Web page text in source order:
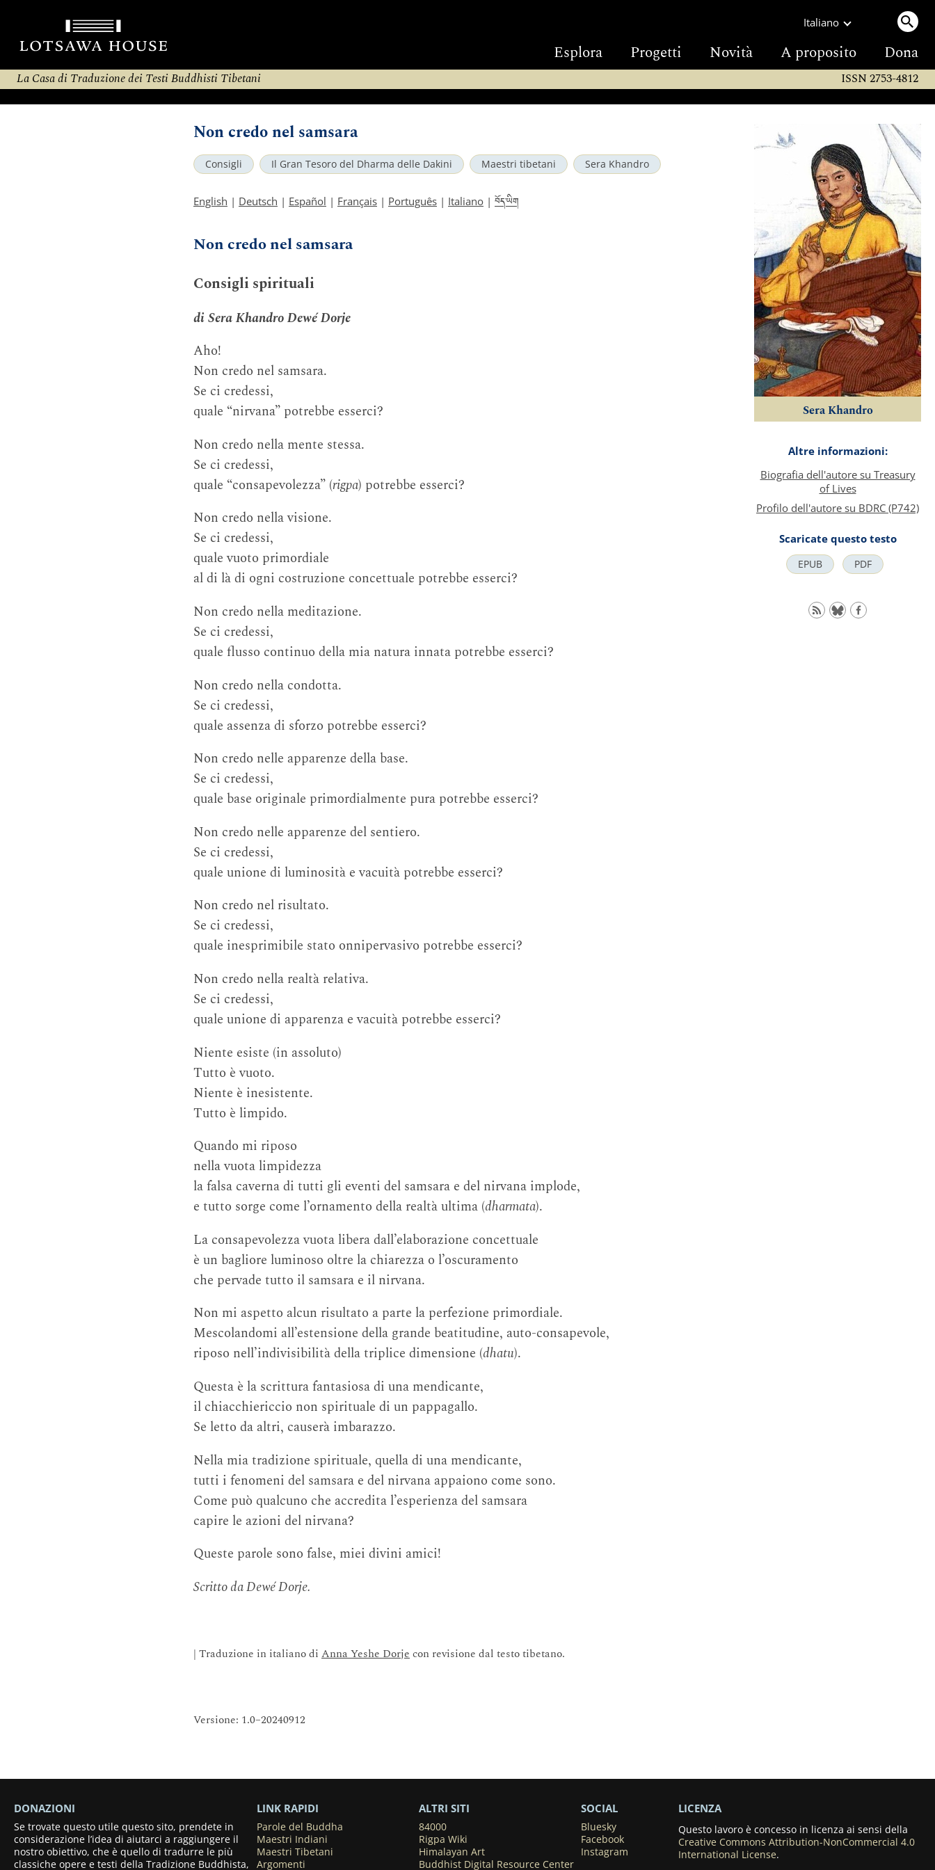
Italiano
Esplora Progetti Novità A proposito Dona
La Casa di Traduzione dei Testi Buddhisti Tibetani ISSN 2753-4812
Non credo nel samsara
Consigli Il Gran Tesoro del Dharma delle Dakini Maestri tibetani Sera Khandro
English | Deutsch | Español | Français | Português | Italiano | བོད་ཡིག
Non credo nel samsara
Consigli spirituali
di Sera Khandro Dewé Dorje
Aho!
Non credo nel samsara.
Se ci credessi,
quale “nirvana” potrebbe esserci?
Non credo nella mente stessa.
Se ci credessi,
quale “consapevolezza” (rigpa) potrebbe esserci?
Non credo nella visione.
Se ci credessi,
quale vuoto primordiale
al di là di ogni costruzione concettuale potrebbe esserci?
Non credo nella meditazione.
Se ci credessi,
quale flusso continuo della mia natura innata potrebbe esserci?
Non credo nella condotta.
Se ci credessi,
quale assenza di sforzo potrebbe esserci?
Non credo nelle apparenze della base.
Se ci credessi,
quale base originale primordialmente pura potrebbe esserci?
Non credo nelle apparenze del sentiero.
Se ci credessi,
quale unione di luminosità e vacuità potrebbe esserci?
Non credo nel risultato.
Se ci credessi,
quale inesprimibile stato onnipervasivo potrebbe esserci?
Non credo nella realtà relativa.
Se ci credessi,
quale unione di apparenza e vacuità potrebbe esserci?
Niente esiste (in assoluto)
Tutto è vuoto.
Niente è inesistente.
Tutto è limpido.
Quando mi riposo
nella vuota limpidezza
la falsa caverna di tutti gli eventi del samsara e del nirvana implode,
e tutto sorge come l’ornamento della realtà ultima (dharmata).
La consapevolezza vuota libera dall’elaborazione concettuale
è un bagliore luminoso oltre la chiarezza o l’oscuramento
che pervade tutto il samsara e il nirvana.
Non mi aspetto alcun risultato a parte la perfezione primordiale.
Mescolandomi all’estensione della grande beatitudine, auto-consapevole,
riposo nell’indivisibilità della triplice dimensione (dhatu).
Questa è la scrittura fantasiosa di una mendicante,
il chiacchiericcio non spirituale di un pappagallo.
Se letto da altri, causerà imbarazzo.
Nella mia tradizione spirituale, quella di una mendicante,
tutti i fenomeni del samsara e del nirvana appaiono come sono.
Come può qualcuno che accredita l’esperienza del samsara
capire le azioni del nirvana?
Queste parole sono false, miei divini amici!
Scritto da Dewé Dorje.
| Traduzione in italiano di Anna Yeshe Dorjecon revisione dal testo tibetano.
Versione: 1.0–20240912
Sera Khandro
Altre informazioni:
Biografia dell'autore su Treasury
of Lives
Profilo dell'autore su BDRC (P742)
Scaricate questo testo
EPUB PDF
DONAZIONI
Se trovate questo utile questo sito, prendete in
considerazione l’idea di aiutarci a raggiungere il
nostro obiettivo, che è quello di tradurre le più
classiche opere e testi della Tradizione Buddhista,
LINK RAPIDI
Parole del Buddha
Maestri Indiani
Maestri Tibetani
Argomenti
ALTRI SITI
84000
Rigpa Wiki
Himalayan Art
Buddhist Digital Resource Center
SOCIAL
Bluesky
Facebook
Instagram
LICENZA
Questo lavoro è concesso in licenza ai sensi della
Creative Commons Attribution-NonCommercial 4.0
International License.